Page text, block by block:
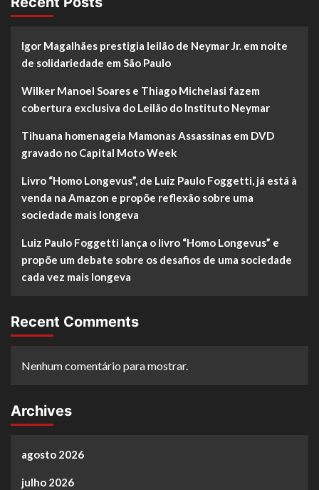
Igor Magalhães prestigia leilão de Neymar Jr. em noite
de solidariedade em São Paulo
Wilker Manoel Soares e Thiago Michelasi fazem
cobertura exclusiva do Leilão do Instituto Neymar
Tihuana homenageia Mamonas Assassinas em DVD
gravado no Capital Moto Week
Livro “Homo Longevus”, de Luiz Paulo Foggetti, já está à
venda na Amazon e propõe reflexão sobre uma
sociedade mais longeva
Luiz Paulo Foggetti lança o livro “Homo Longevus” e
propõe um debate sobre os desafios de uma sociedade
cada vez mais longeva
Recent Comments
Nenhum comentário para mostrar.
Archives
agosto 2026
julho 2026